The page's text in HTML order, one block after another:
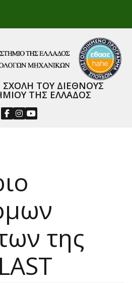
ΤΟΥ ΔΙΕΘΝΟΥΣ
ΤΗΣ ΕΛΛΑΔΟΣ
της